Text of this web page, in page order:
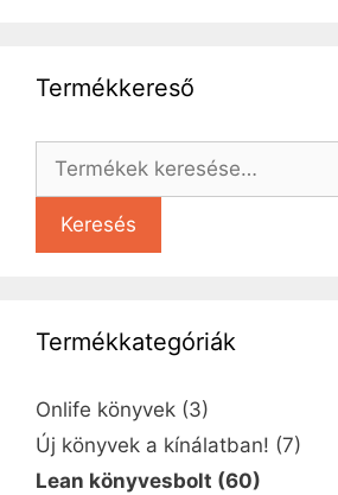
Termékkereső
Keresés
Termékkategóriák
Onlife könyvek (3)
Új könyvek a kínálatban! (7)
Lean könyvesbolt (60)